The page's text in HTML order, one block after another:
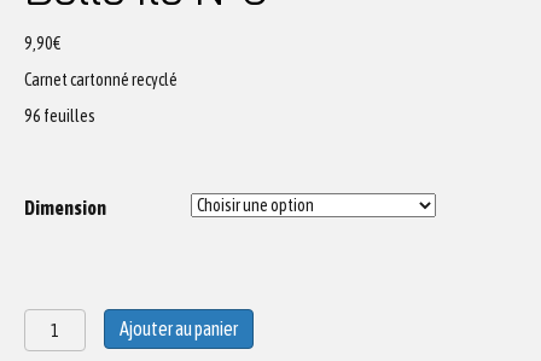
9,90€
Carnet cartonné recyclé
96 feuilles
Dimension
quantité
de
Ajouter au panier